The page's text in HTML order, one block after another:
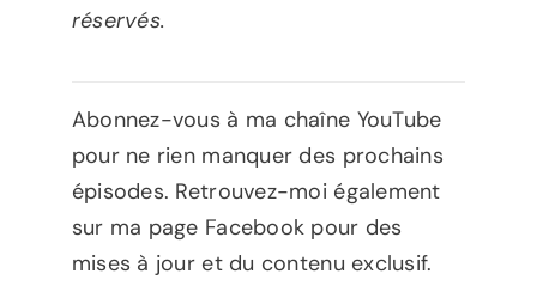
réservés.
Abonnez-vous à ma chaîne YouTube
pour ne rien manquer des prochains
épisodes. Retrouvez-moi également
sur ma page Facebook pour des
mises à jour et du contenu exclusif.